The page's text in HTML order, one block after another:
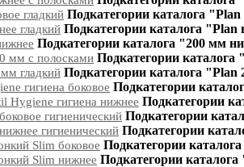
гладкий Подкатегории каталога "Plan
гладкий Подкатегории каталога "Plan
Подкатегории каталога "200 мм
мм с полосками Подкатегории
гладкий Подкатегории каталога "Plan
гигиена боковое Подкатегории
Hygiene гигиена нижнее Подкатегории
гигиенический Подкатегории
гигиенический Подкатегории
Slim боковое Подкатегории
Slim нижнее Подкатегории